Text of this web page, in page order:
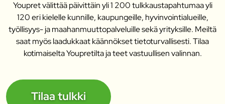
Youpret välittää päivittäin yli 1 200 tulkkaustapahtumaa yli
120 eri kielelle kunnille, kaupungeille, hyvinvointialueille,
työllisyys- ja maahanmuuttopalveluille sekä yrityksille. Meiltä
saat myös laadukkaat käännökset tietoturvallisesti. Tilaa
kotimaiselta Youpretilta ja teet vastuullisen valinnan.
Tilaa tulkki